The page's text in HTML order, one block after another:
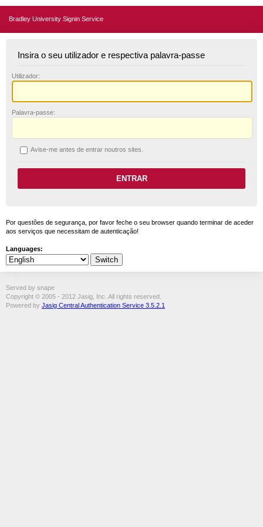
Bradley University Signin Service
Insira o seu utilizador e respectiva palavra-passe
Utilizador:
Palavra-passe:
Avise-me antes de entrar noutros sites.
Por questões de segurança, por favor feche o seu browser quando terminar de aceder
aos serviços que necessitam de autenticação!
Languages:
Served by snape
Copyright © 2005 - 2012 Jasig, Inc. All rights reserved.
Powered by Jasig Central Authentication Service 3.5.2.1